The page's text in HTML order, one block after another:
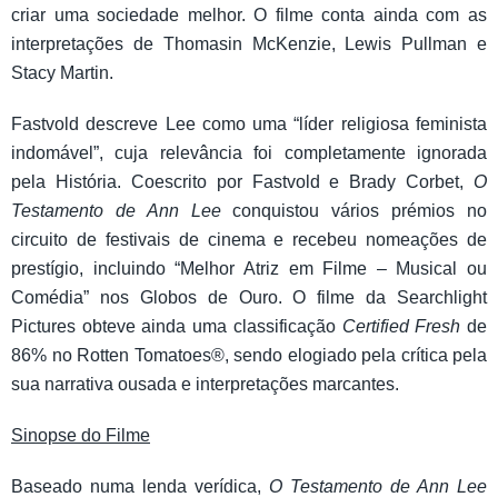
criar uma sociedade melhor. O filme conta ainda com as
interpretações de Thomasin McKenzie, Lewis Pullman e
Stacy Martin.
Fastvold descreve Lee como uma “líder religiosa feminista
indomável”, cuja relevância foi completamente ignorada
pela História. Coescrito por Fastvold e Brady Corbet, O
Testamento de Ann Leeconquistou vários prémios no
circuito de festivais de cinema e recebeu nomeações de
prestígio, incluindo “Melhor Atriz em Filme – Musical ou
Comédia” nos Globos de Ouro. O filme da Searchlight
Pictures obteve ainda uma classificação Certified Fresh de
86% no Rotten Tomatoes®, sendo elogiado pela crítica pela
sua narrativa ousada e interpretações marcantes.
Sinopse do Filme
Baseado numa lenda verídica, O Testamento de Ann Lee